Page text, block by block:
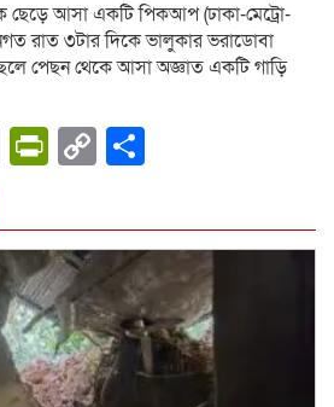
ছেড়ে আসা একটি পিকআপ (ঢাকা-মেট্রো-
রাত ৩টার দিকে ভালুকার ভরাডোবা
পেছন থেকে আসা অজ্ঞাত একটি গাড়ি
EmailPrintFriendly
Copy